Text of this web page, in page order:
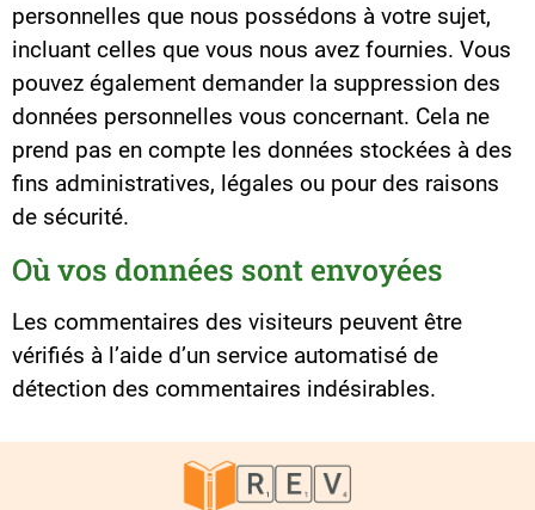
personnelles que nous possédons à votre sujet,
incluant celles que vous nous avez fournies. Vous
pouvez également demander la suppression des
données personnelles vous concernant. Cela ne
prend pas en compte les données stockées à des
fins administratives, légales ou pour des raisons
de sécurité.
Où vos données sont envoyées
Les commentaires des visiteurs peuvent être
vérifiés à l’aide d’un service automatisé de
détection des commentaires indésirables.